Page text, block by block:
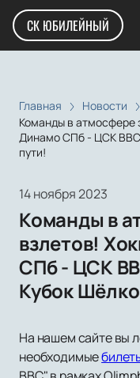
СК ЮБИЛЕЙНЫЙ
Главная
Новости
Команды в атмосфере
Динамо СПб - ЦСК
пути!
14 ноября 2023
Команды в
взлетов!
СПб - ЦСК
Кубок
На нашем сайте вы
необходимые